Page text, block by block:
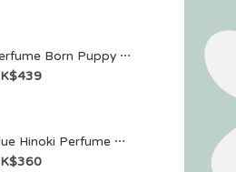
韓國 Tamburins Perfume Born Puppy 20g
韓國 Tamburins Blue Hinoki Perfume 藍色檜木香水 11mL